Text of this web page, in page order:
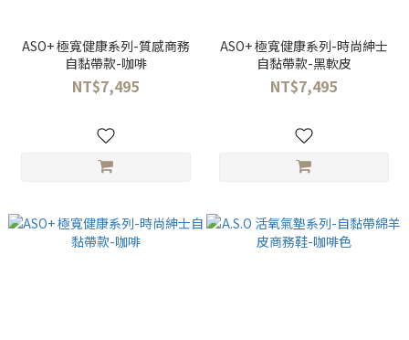
ASO+ 極寬健康系列-質感商務
自黏帶款-咖啡
NT$7,495
ASO+ 極寬健康系列-時尚紳士
自黏帶款-黑軟皮
NT$7,495